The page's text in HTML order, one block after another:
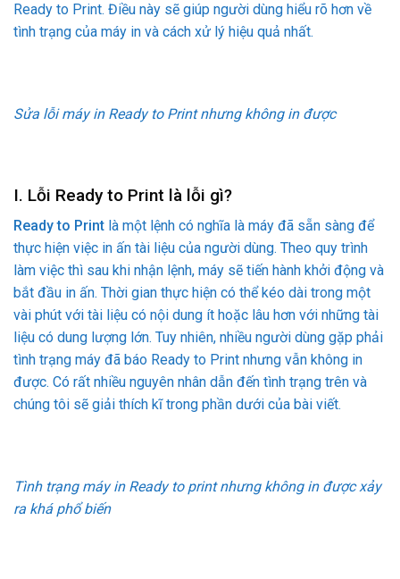
Ready to Print. Điều này sẽ giúp người dùng hiểu rõ hơn về
tình trạng của máy in và cách xử lý hiệu quả nhất.
Sửa lỗi máy in Ready to Print nhưng không in được
I. Lỗi Ready to Print là lỗi gì?
Ready to Print là một lệnh có nghĩa là máy đã sẵn sàng để
thực hiện việc in ấn tài liệu của người dùng. Theo quy trình
làm việc thì sau khi nhận lệnh, máy sẽ tiến hành khởi động và
bắt đầu in ấn. Thời gian thực hiện có thể kéo dài trong một
vài phút với tài liệu có nội dung ít hoặc lâu hơn với những tài
liệu có dung lượng lớn. Tuy nhiên, nhiều người dùng gặp phải
tình trạng máy đã báo Ready to Print nhưng vẫn không in
được. Có rất nhiều nguyên nhân dẫn đến tình trạng trên và
chúng tôi sẽ giải thích kĩ trong phần dưới của bài viết.
Tình trạng máy in Ready to print nhưng không in được xảy
ra khá phổ biến